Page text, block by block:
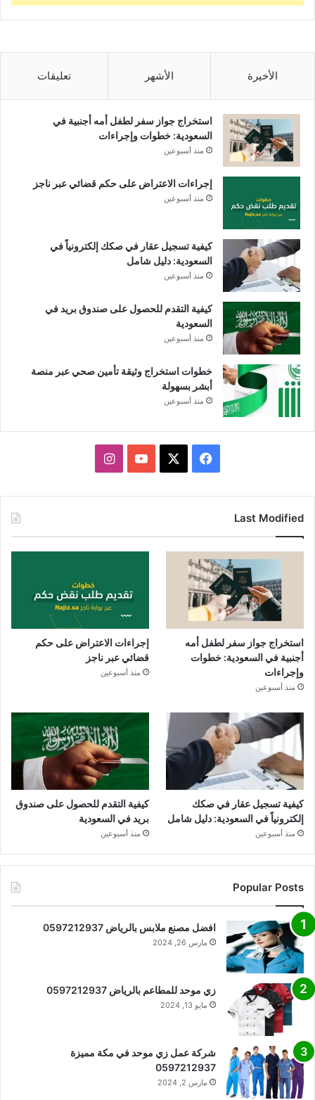
الأخيرة الأشهر تعليقات
استخراج جواز سفر لطفل أمه أجنبية في
السعودية: خطوات وإجراءات
منذ أسبوعين
إجراءات الاعتراض على حكم قضائي عبر ناجز
منذ أسبوعين
كيفية تسجيل عقار في صكك إلكترونياً في
السعودية: دليل شامل
منذ أسبوعين
كيفية التقدم للحصول على صندوق بريد في
السعودية
منذ أسبوعين
خطوات استخراج وثيقة تأمين صحي عبر منصة
أبشر بسهولة
منذ أسبوعين
فيسبوك يوتيوبانستقرام
Last Modified
استخراج جواز سفر لطفل أمه
أجنبية في السعودية: خطوات
وإجراءات
منذ أسبوعين
إجراءات الاعتراض على حكم
قضائي عبر ناجز
منذ أسبوعين
كيفية تسجيل عقار في صكك
إلكترونياً في السعودية: دليل شامل
منذ أسبوعين
كيفية التقدم للحصول على صندوق
بريد في السعودية
منذ أسبوعين
Popular Posts
افضل مصنع ملابس بالرياض 0597212937
مارس 26, 2024
زي موحد للمطاعم بالرياض 0597212937
مايو 13, 2024
شركة عمل زي موحد في مكة مميزة
0597212937
مارس 2, 2024